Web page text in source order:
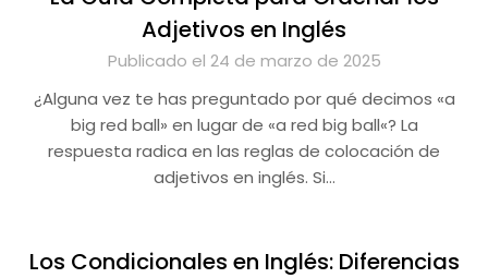
Adjetivos en Inglés
Publicado el 24 de marzo de 2025
¿Alguna vez te has preguntado por qué decimos «a
big red ball» en lugar de «a red big ball«? La
respuesta radica en las reglas de colocación de
adjetivos en inglés. Si…
Los Condicionales en Inglés: Diferencias